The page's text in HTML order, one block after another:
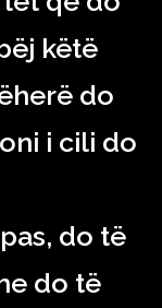
këtë
do
i cili do
do të
do të